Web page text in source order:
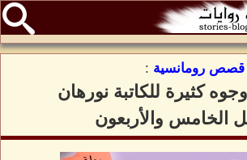
قصص رومانسية :
كثيرة للكاتبة نورهان
الخامس والأربعون